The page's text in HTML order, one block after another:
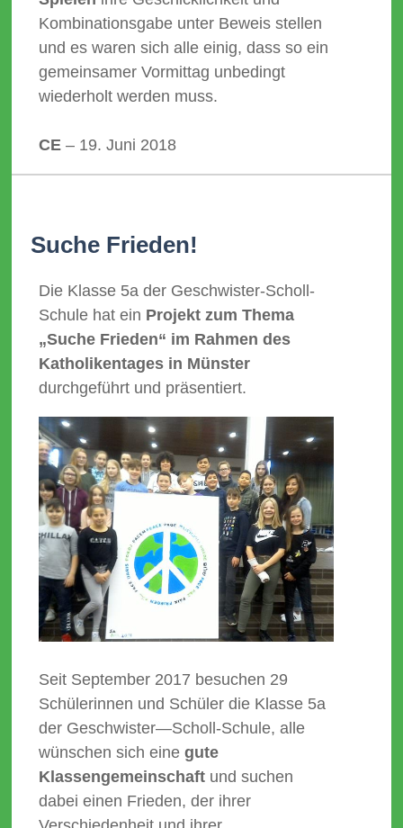
Kombinationsgabe unter Beweis stellen
und es waren sich alle einig, dass so ein
gemeinsamer Vormittag unbedingt
wiederholt werden muss.
CE– 19. Juni 2018
Suche Frieden!
Die Klasse 5a der Geschwister-Scholl-
Schule hat ein Projekt zum Thema
„Suche Frieden“ im Rahmen des
Katholikentages in Münster
durchgeführt und präsentiert.
Seit September 2017 besuchen 29
Schülerinnen und Schüler die Klasse 5a
der Geschwister—Scholl-Schule, alle
wünschen sich eine gute
Klassengemeinschaftund suchen
dabei einen Frieden, der ihrer